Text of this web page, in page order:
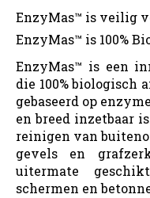
EnzyMas™ is veilig
EnzyMas™ is 100%
EnzyMas™ is een
die 100% biologisch
gebaseerd op
en breed inzetbaar
reinigen van
gevels en
uitermate
schermen en